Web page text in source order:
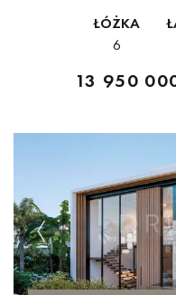
prywatnej działce o
ŁÓŻKA
6
13 950
Previous